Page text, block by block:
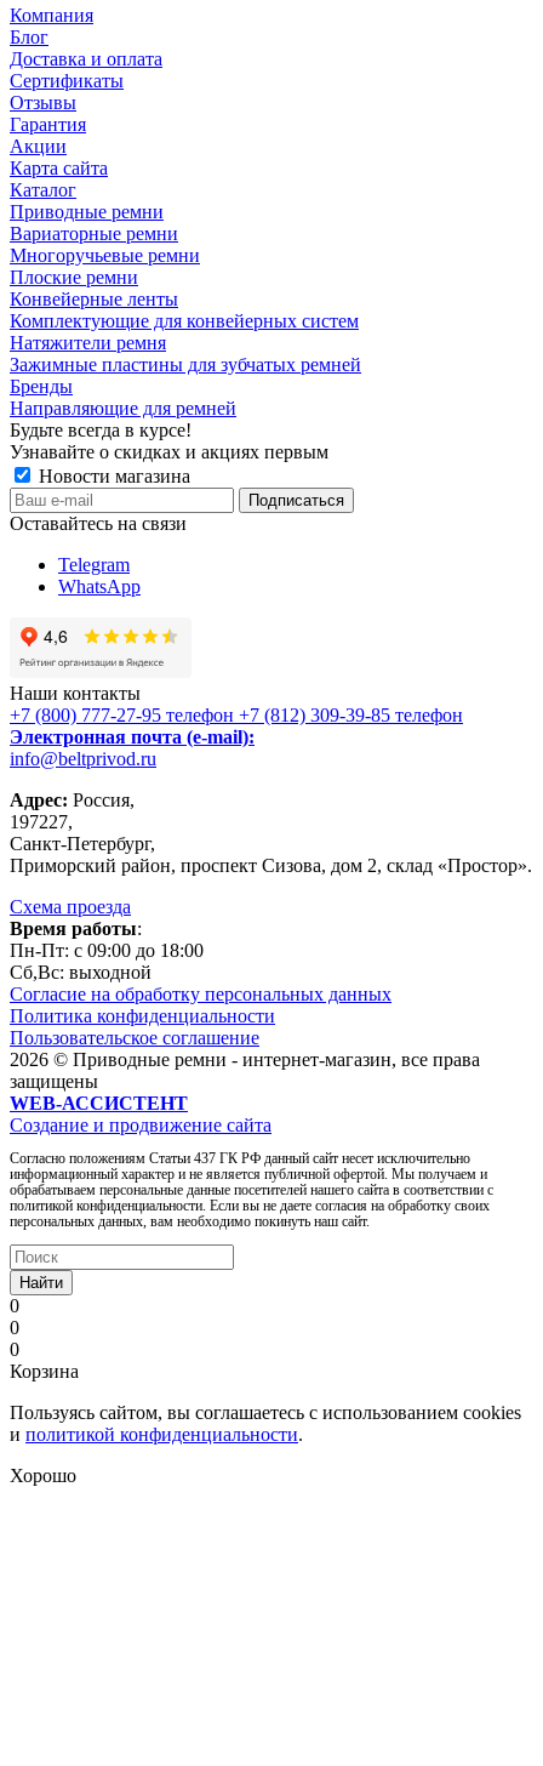
Компания
Блог
Доставка и оплата
Сертификаты
Отзывы
Гарантия
Акции
Карта сайта
Каталог
Приводные ремни
Вариаторные ремни
Многоручьевые ремни
Плоские ремни
Конвейерные ленты
Комплектующие для конвейерных систем
Натяжители ремня
Зажимные пластины для зубчатых ремней
Бренды
Направляющие для ремней
Будьте всегда в курсе!
Узнавайте о скидках и акциях первым
Новости магазина
Оставайтесь на связи
Telegram
WhatsApp
Наши контакты
+7 (800) 777-27-95 телефон +7 (812) 309-39-85 телефон
Электронная почта (e-mail):
info@beltprivod.ru
Адрес: Россия,
197227,
Санкт-Петербург,
Приморский район, проспект Сизова, дом 2, склад «Простор».
Схема проезда
Время работы:
Пн-Пт: c 09:00 до 18:00
Сб,Вc: выходной
Согласие на обработку персональных данных
Политика конфиденциальности
Пользовательское соглашение
2026 © Приводные ремни - интернет-магазин, все права
защищены
WEB-АССИСТЕНТ
Создание и продвижение сайта
Согласно положениям Статьи 437 ГК РФ данный сайт несет исключительно
информационный характер и не является публичной офертой. Мы получаем и
обрабатываем персональные данные посетителей нашего сайта в соответствии с
политикой конфиденциальности. Если вы не даете согласия на обработку своих
персональных данных, вам необходимо покинуть наш сайт.
Найти
0
0
0
Корзина
Пользуясь сайтом, вы соглашаетесь с использованием cookies
и политикой конфиденциальности.
Хорошо